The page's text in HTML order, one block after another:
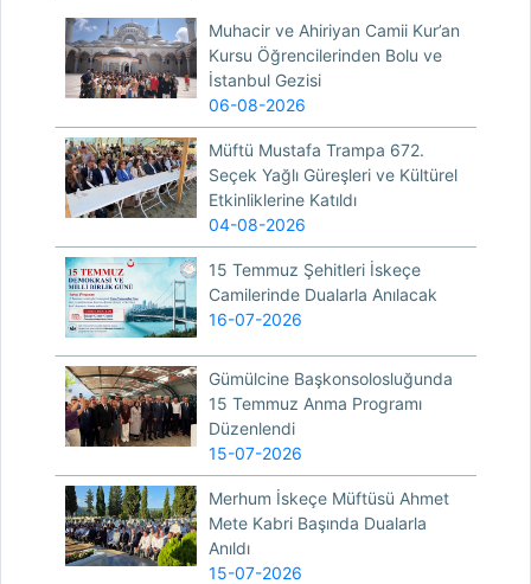
Muhacir ve Ahiriyan Camii Kur’an
Kursu Öğrencilerinden Bolu ve
İstanbul Gezisi
06-08-2026
Müftü Mustafa Trampa 672.
Seçek Yağlı Güreşleri ve Kültürel
Etkinliklerine Katıldı
04-08-2026
15 Temmuz Şehitleri İskeçe
Camilerinde Dualarla Anılacak
16-07-2026
Gümülcine Başkonsolosluğunda
15 Temmuz Anma Programı
Düzenlendi
15-07-2026
Merhum İskeçe Müftüsü Ahmet
Mete Kabri Başında Dualarla
Anıldı
15-07-2026